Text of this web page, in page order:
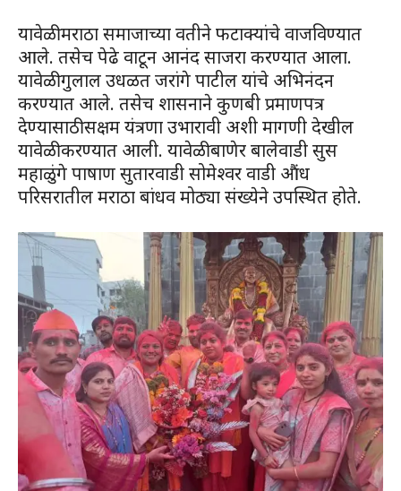
यावेळी मराठा समाजाच्या वतीने फटाक्यांचे वाजविण्यात
आले. तसेच पेढे वाटून आनंद साजरा करण्यात आला.
यावेळी गुलाल उधळत जरांगे पाटील यांचे अभिनंदन
करण्यात आले. तसेच शासनाने कुणबी प्रमाणपत्र
देण्यासाठी सक्षम यंत्रणा उभारावी अशी मागणी देखील
यावेळी करण्यात आली. यावेळी बाणेर बालेवाडी सुस
महाळुंगे पाषाण सुतारवाडी सोमेश्वर वाडी औंध
परिसरातील मराठा बांधव मोठ्या संख्येने उपस्थित होते.